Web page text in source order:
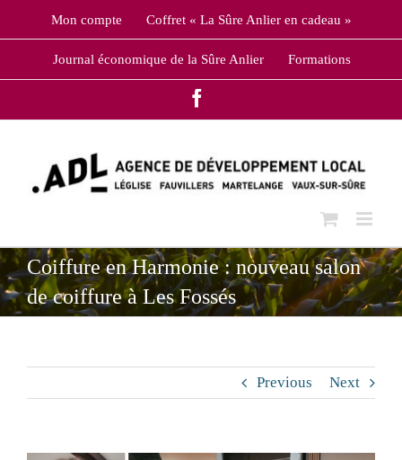
Mon compte Coffret « La Sûre Anlier en cadeau »
Journal économique de la Sûre Anlier Formations
Coiffure en Harmonie : nouveau salon
de coiffure à Les Fossés
Previous Next